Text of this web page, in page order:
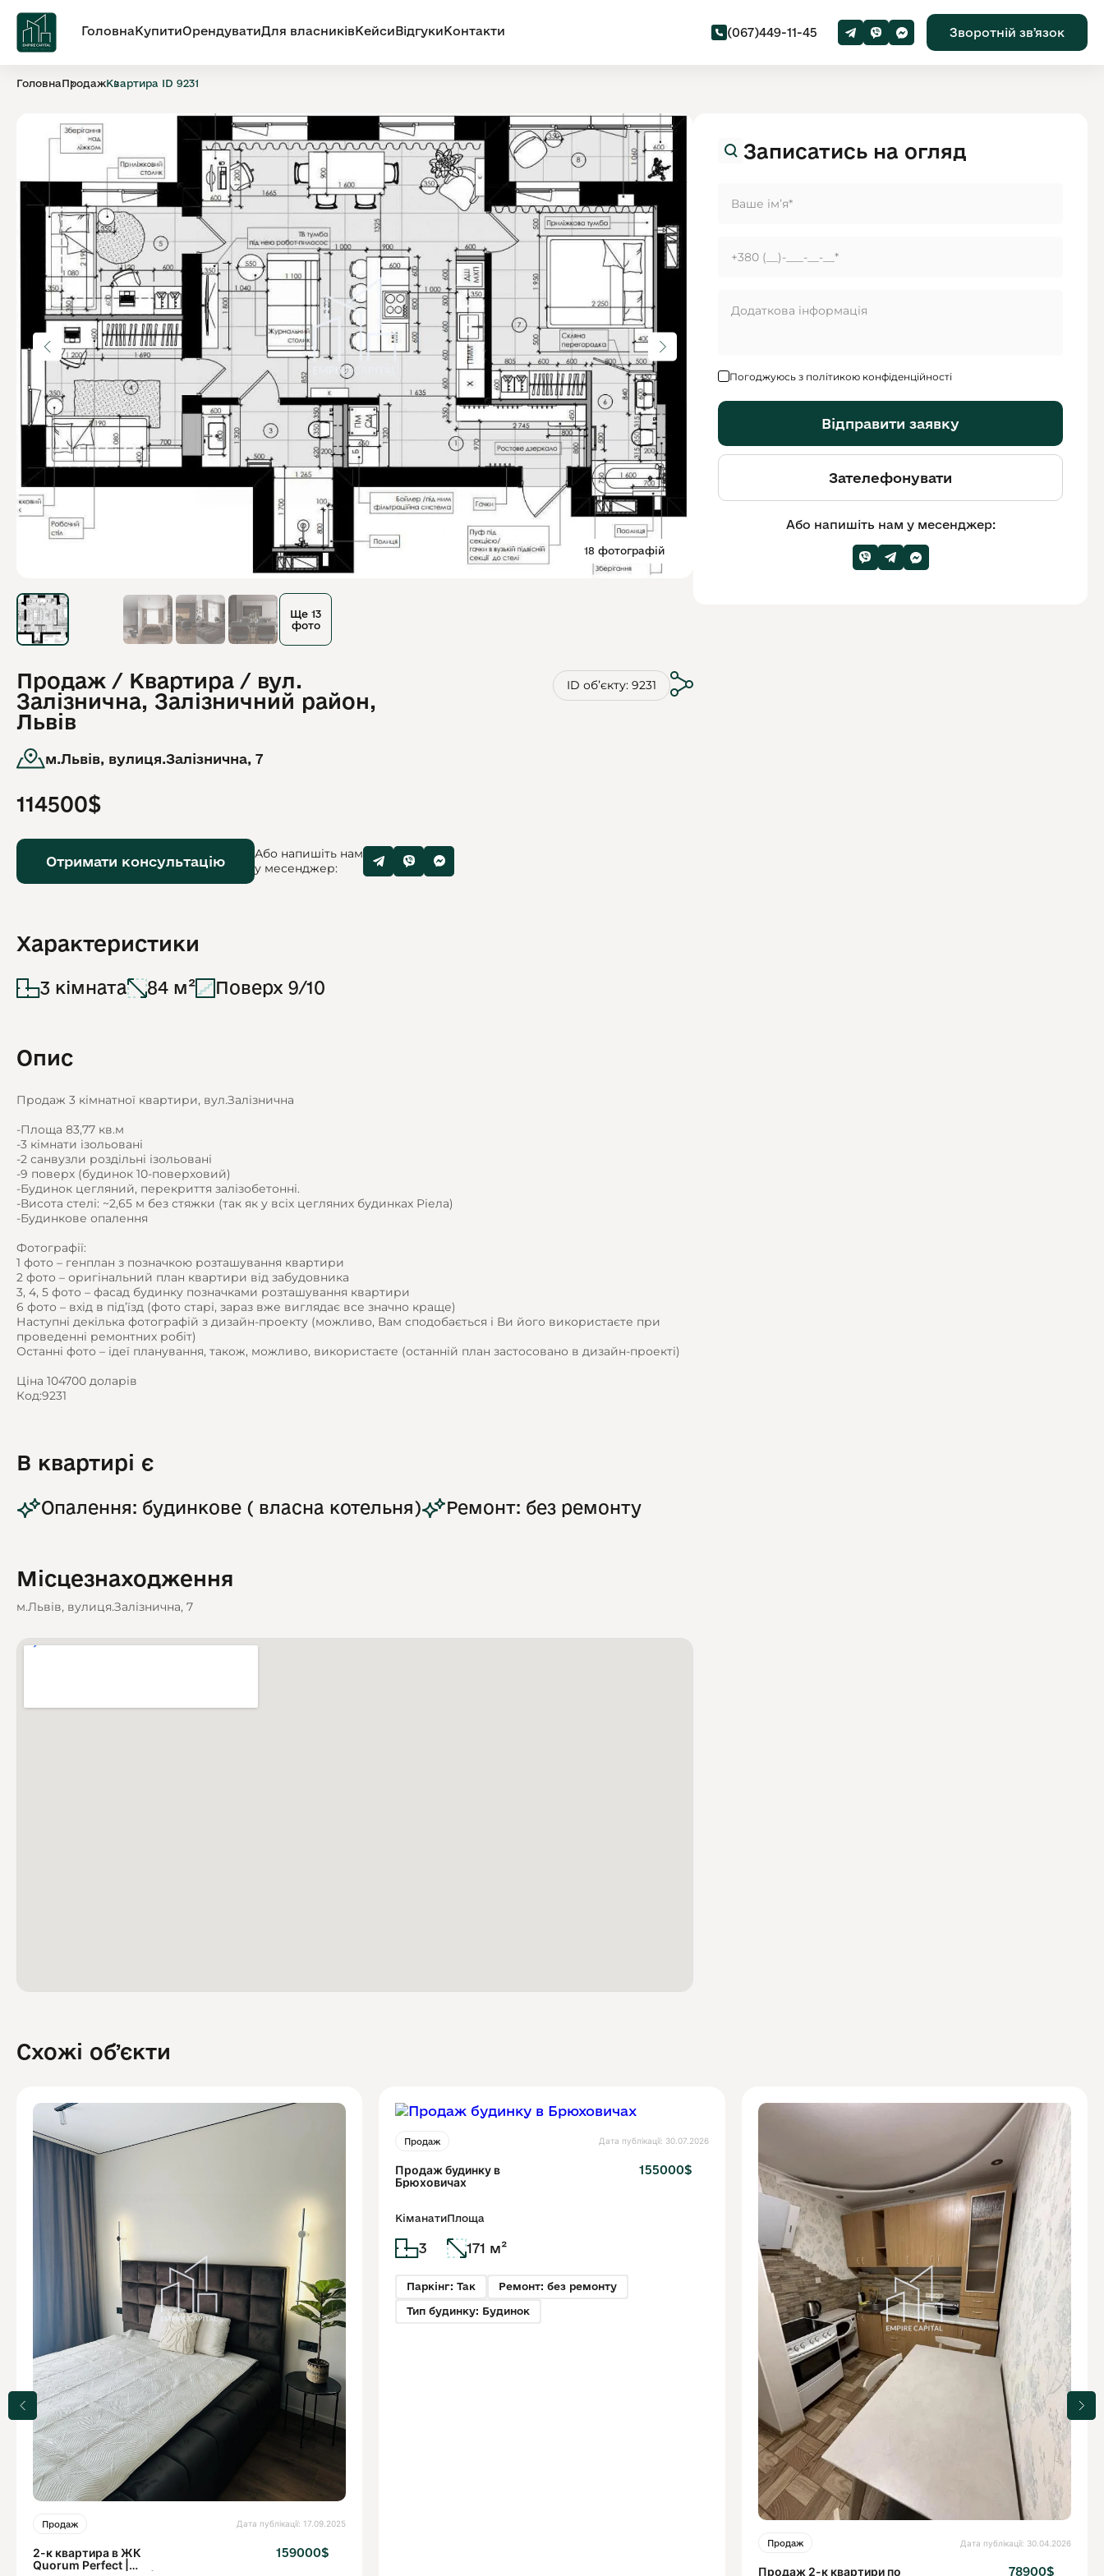
ГоловнаКупитиОрендуватиДля власниківКейсиВідгукиКонтакти (067)449-11-45 Зворотній звʼязок
ГоловнаПродажКвартира ID 9231
18 фотографій
Ще 13
фото
Продаж / Квартира / вул.
Залізнична, Залізничний район,
Львів
м.Львів, вулиця.Залізнична, 7
ID обʼєкту: 9231
114500$
Отримати консультацію
Або напишіть нам
у месенджер:
Характеристики
3 кімната 84 м² Поверх 9/10
Опис
Продаж 3 кімнатної квартири, вул.Залізнична
-Площа 83,77 кв.м
-3 кімнати ізольовані
-2 санвузли роздільні ізольовані
-9 поверх (будинок 10-поверховий)
-Будинок цегляний, перекриття залізобетонні.
-Висота стелі: ~2,65 м без стяжки (так як у всіх цегляних будинках Ріела)
-Будинкове опалення
Фотографії:
1 фото – генплан з позначкою розташування квартири
2 фото – оригінальний план квартири від забудовника
3, 4, 5 фото – фасад будинку позначками розташування квартири
6 фото – вхід в під’їзд (фото старі, зараз вже виглядає все значно краще)
Наступні декілька фотографій з дизайн-проекту (можливо, Вам сподобається і Ви його використаєте при
проведенні ремонтних робіт)
Останні фото – ідеї планування, також, можливо, використаєте (останній план застосовано в дизайн-проекті)
Ціна 104700 доларів
Код:9231
В квартирі є
Опалення: будинкове ( власна котельня) Ремонт: без ремонту
Місцезнаходження
м.Львів, вулиця.Залізнична, 7
Записатись на огляд
Погоджуюсь з політикою конфіденційності
Відправити заявку
Зателефонувати
Або напишіть нам у месенджер:
Схожі обʼєкти
Продаж Дата публікації: 17.09.2025
2-к квартира в ЖК
Quorum Perfect |
159000$
Продаж Дата публікації: 30.07.2026
Продаж будинку в
Брюховичах
155000$
Кіманати
3
Площа
171 м²
Паркінг: Так Ремонт: без ремонту
Тип будинку: Будинок
Продаж Дата публікації: 30.04.2026
Продаж 2-к квартири по
78900$